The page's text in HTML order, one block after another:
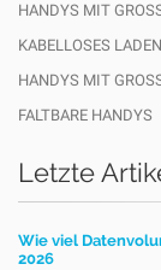
HANDYS MIT
KABELLOSES LADEN
HANDYS MIT
FALTBARE HANDYS
Letzte
Wie viel
2026